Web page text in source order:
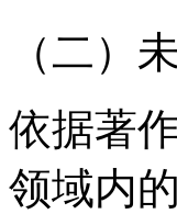
（二）
依据著
领域内